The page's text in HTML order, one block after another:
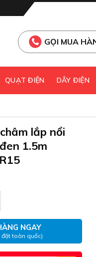
GỌI MUA
QUẠT ĐIỆN DÂY ĐIỆN
lắp nổi
1.5m
châm lắp nổi siêu
NGAY
toàn quốc)